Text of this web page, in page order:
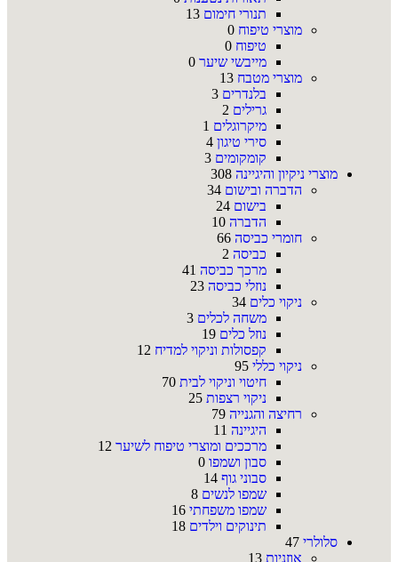
תנורי חימום 13
מוצרי טיפוח 0
טיפוח 0
מייבשי שיער 0
מוצרי מטבח 13
בלנדרים 3
גרילים 2
מיקרוגלים 1
סירי טיגון 4
קומקומים 3
מוצרי ניקיון והיגיינה 308
הדברה ובישום 34
בישום 24
הדברה 10
חומרי כביסה 66
כביסה 2
מרכך כביסה 41
נוזלי כביסה 23
ניקוי כלים 34
משחה לכלים 3
נוזל כלים 19
קפסולות וניקוי למדיח 12
ניקוי כללי 95
חיטוי וניקוי לבית 70
ניקוי רצפות 25
רחיצה והגנייה 79
היגיינה 11
מרככים ומוצרי טיפוח לשיער 12
סבון ושמפו 0
סבוני גוף 14
שמפו לנשים 8
שמפו משפחתי 16
תינוקים וילדים 18
סלולרי 47
אוזניות 13